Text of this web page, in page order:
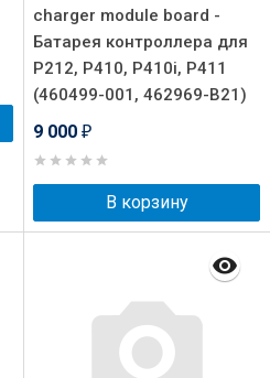
charger module board -
Батарея контроллера для
P212, P410, P410i, P411
(460499-001, 462969-B21)
9 000 ₽
В корзину